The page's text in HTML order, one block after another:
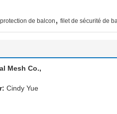
de balcon , filet de sécurité de
Mesh Co.,
Cindy Yue